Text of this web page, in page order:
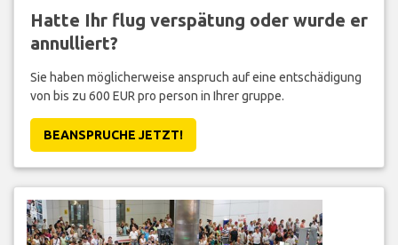
Hatte Ihr flug verspätung oder wurde er
annulliert?
Sie haben möglicherweise anspruch auf eine entschädigung
von bis zu 600 EUR pro person in Ihrer gruppe.
BEANSPRUCHE JETZT!